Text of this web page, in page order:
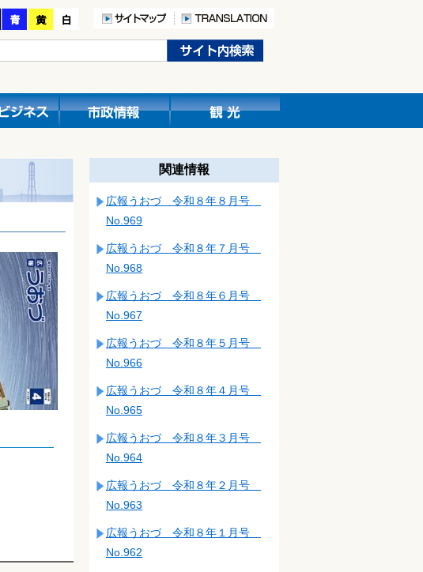
関連情報
広報うおづ 令和８年８月号
No.969
広報うおづ 令和８年７月号
No.968
広報うおづ 令和８年６月号
No.967
広報うおづ 令和８年５月号
No.966
広報うおづ 令和８年４月号
No.965
広報うおづ 令和８年３月号
No.964
広報うおづ 令和８年２月号
No.963
広報うおづ 令和８年１月号
No.962